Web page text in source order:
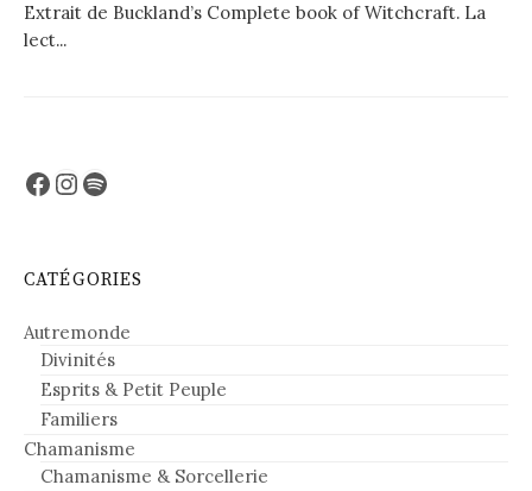
Extrait de Buckland’s Complete book of Witchcraft. La
lect...
Facebook
Instagram
Spotify
CATÉGORIES
Autremonde
Divinités
Esprits & Petit Peuple
Familiers
Chamanisme
Chamanisme & Sorcellerie